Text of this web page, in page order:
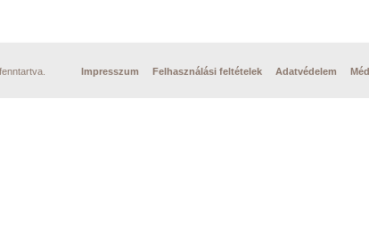
Impresszum Felhasználási feltételek Adatvédelem